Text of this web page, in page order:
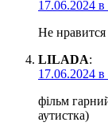
17.06.2024 в
Не
LILADA:
17.06.2024 в
фільм
аутистка)